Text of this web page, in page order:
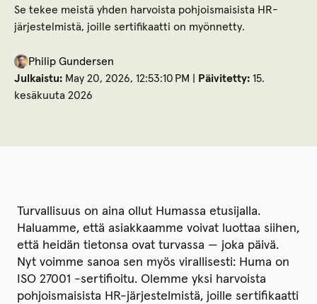
Se tekee meistä yhden harvoista pohjoismaisista HR-
järjestelmistä, joille sertifikaatti on myönnetty.
Philip Gundersen
Julkaistu: May 20, 2026, 12:53:10 PM | Päivitetty: 15.
kesäkuuta 2026
Turvallisuus on aina ollut Humassa etusijalla.
Haluamme, että asiakkaamme voivat luottaa siihen,
että heidän tietonsa ovat turvassa — joka päivä.
Nyt voimme sanoa sen myös virallisesti: Huma on
ISO 27001 -sertifioitu. Olemme yksi harvoista
pohjoismaisista HR-järjestelmistä, joille sertifikaatti